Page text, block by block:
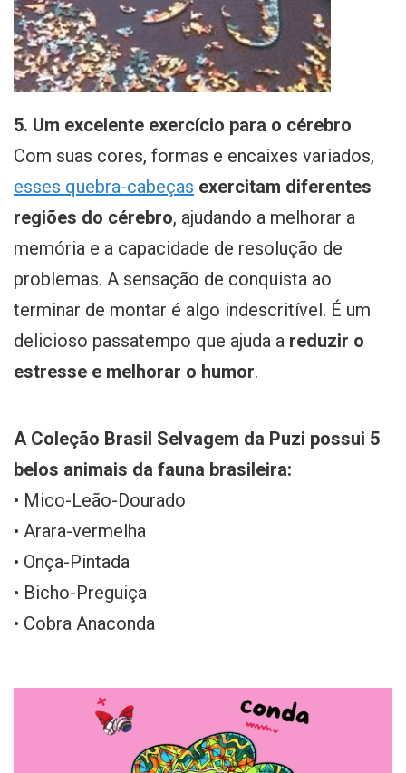
5. Um excelente exercício para o cérebro
Com suas cores, formas e encaixes variados,
esses quebra-cabeças exercitam diferentes
regiões do cérebro, ajudando a melhorar a
memória e a capacidade de resolução de
problemas. A sensação de conquista ao
terminar de montar é algo indescritível. É um
delicioso passatempo que ajuda a reduzir o
estresse e melhorar o humor.
A Coleção Brasil Selvagem da Puzi possui 5
belos animais da fauna brasileira:
• Mico-Leão-Dourado
• Arara-vermelha
• Onça-Pintada
• Bicho-Preguiça
• Cobra Anaconda